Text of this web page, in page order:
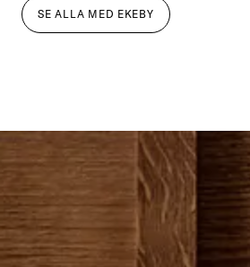
SE ALLA MED EKEBY